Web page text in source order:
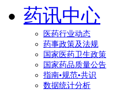
药讯中心
医药行业动态
药事政策及法规
国家医药卫生政策
国家药品质量公告
指南•规范•共识
数据统计分析